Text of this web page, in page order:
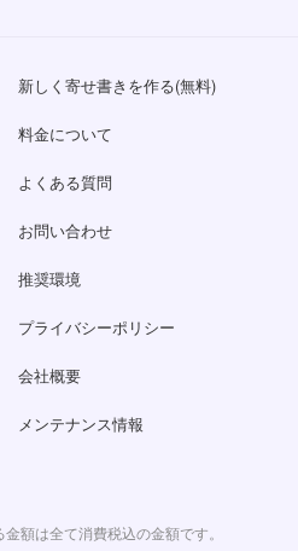
新しく寄せ書きを作る(無料)
料金について
よくある質問
お問い合わせ
推奨環境
プライバシーポリシー
会社概要
メンテナンス情報
額は全て消費税込の金額です。